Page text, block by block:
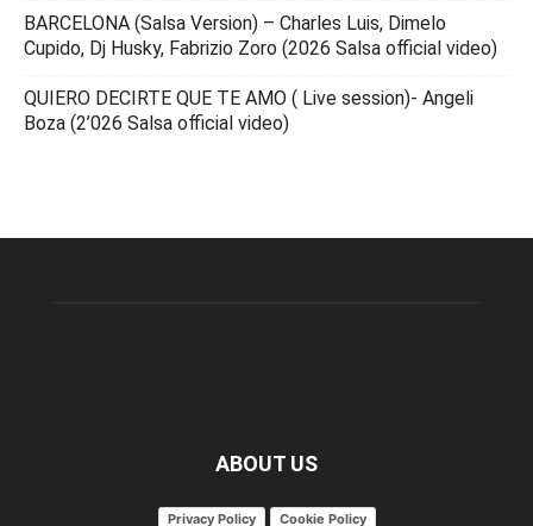
BARCELONA (Salsa Version) – Charles Luis, Dimelo
Cupido, Dj Husky, Fabrizio Zoro (2026 Salsa official video)
QUIERO DECIRTE QUE TE AMO ( Live session)- Angeli
Boza (2’026 Salsa official video)
ABOUT US
Privacy Policy Cookie Policy